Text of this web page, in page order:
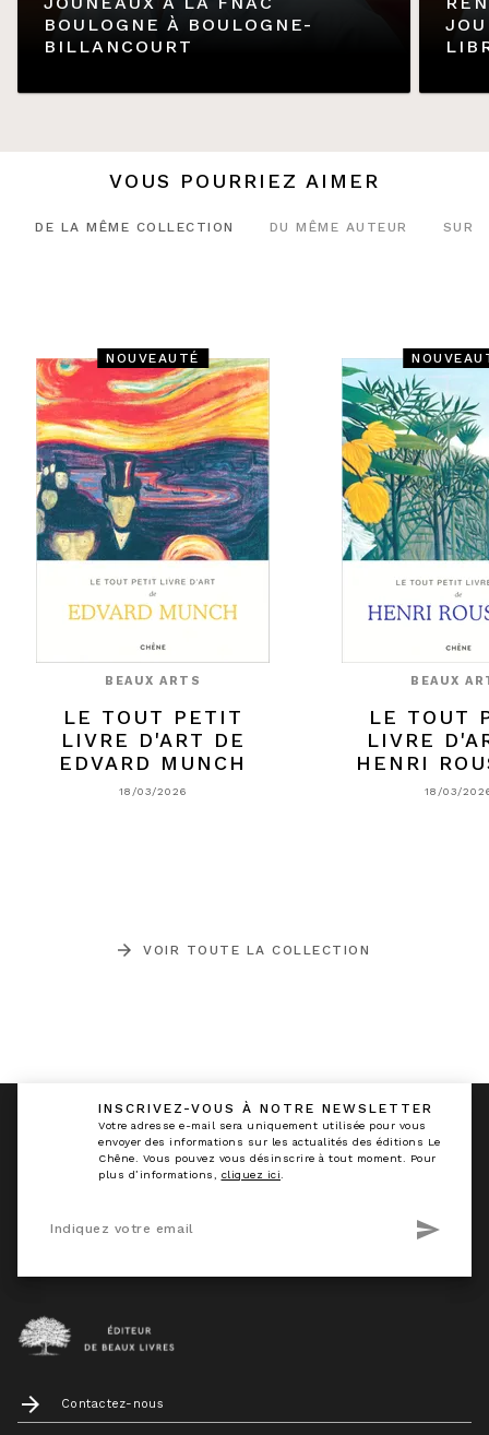
BOULOGNE À BOULOGNE-
BILLANCOURT
VOUS POURRIEZ AIMER
DE LA MÊME COLLECTION DU MÊME AUTEUR SUR
NOUVEAUTÉ
BEAUX ARTS
LE TOUT PETIT
LIVRE D'ART DE
EDVARD MUNCH
18/03/2026
BEAUX
LE TOUT
LIVRE
HENRI
18/03/
arrow_forward VOIR TOUTE LA COLLECTION
INSCRIVEZ-VOUS À NOTRE NEWSLETTER
Votre adresse e-mail sera uniquement utilisée pour vous
envoyer des informations sur les actualités des éditions Le
Chêne. Vous pouvez vous désinscrire à tout moment. Pour
plus d’informations, cliquez ici.
Indiquez votre email send
arrow_forward Contactez-nous